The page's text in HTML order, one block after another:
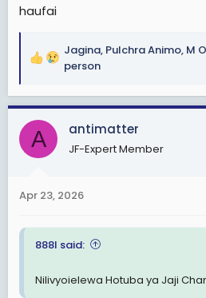
haufai
R
a
c
i
o
s
Jagina, Pulchra Animo, M
person
A antimatter
JF-Expert Member
Apr 23, 2026
888I said:
Nilivyoielewa Hotuba ya Jaji